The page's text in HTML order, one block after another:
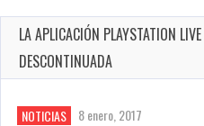
LA APLICACIÓN PLAYSTATION
DESCONTINUADA
NOTICIAS 8 enero, 2017